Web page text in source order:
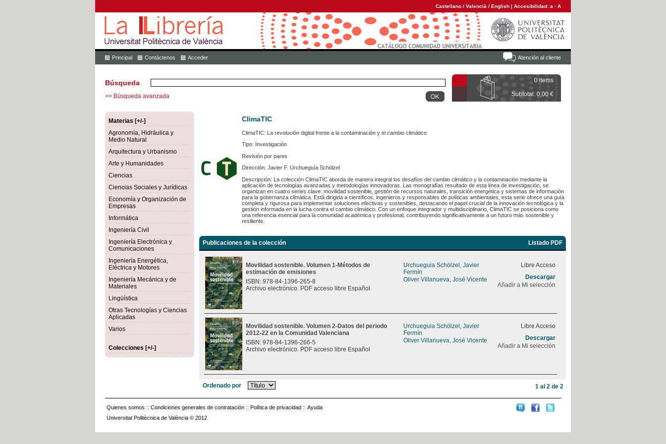
Castellano / Valencià / English | Accesibilidad: a · A
Atención al cliente
Principal Contáctenos Acceder
0 items
Subtotal: 0,00 €
Búsqueda
>> Búsqueda avanzada
Materias [+/-]
Agronomía, Hidráulica y
Medio Natural
Arquitectura y Urbanismo
Arte y Humanidades
Ciencias
Ciencias Sociales y Jurídicas
Economía y Organización de
Empresas
Informática
Ingeniería Civil
Ingeniería Electrónica y
Comunicaciones
Ingeniería Energética,
Eléctrica y Motores
Ingeniería Mecánica y de
Materiales
Lingüística
Otras Tecnologías y Ciencias
Aplicadas
Varios
Colecciones [+/-]
ClimaTIC
ClimaTIC: La revolución digital frente a la contaminación y el cambio climático
Tipo: Investigación
Revisión por pares
Dirección: Javier F. Urchueguía Schölzel
Descripción: La colección ClimaTIC aborda de manera integral los desafíos del cambio climático y la contaminación mediante la
aplicación de tecnologías avanzadas y metodologías innovadoras. Las monografías resultado de esta línea de investigación, se
organizan en cuatro series clave: movilidad sostenible, gestión de recursos naturales, transición energética y sistemas de información
para la gobernanza climática. Está dirigida a científicos, ingenieros y responsables de políticas ambientales, esta serie ofrece una guía
completa y rigurosa para implementar soluciones efectivas y sostenibles, destacando el papel crucial de la innovación tecnológica y la
gestión informada en la lucha contra el cambio climático. Con un enfoque integrador y multidisciplinario, ClimaTIC se posiciona como
una referencia esencial para la comunidad académica y profesional, contribuyendo significativamente a un futuro más sostenible y
resiliente.
Publicaciones de la colección Listado PDF
Movilidad sostenible. Volumen 1-Métodos de
estimación de emisiones
ISBN: 978-84-1396-265-8
Archivo electrónico. PDF acceso libre Español
Urchueguia Schölzel, Javier
Fermín
Oliver Villanueva, José Vicente
Libre Acceso
Descargar
Añadir a Mi selección
Movilidad sostenible. Volumen 2-Datos del periodo
2012-22 en la Comunidad Valenciana
ISBN: 978-84-1396-266-5
Archivo electrónico. PDF acceso libre Español
Urchueguia Schölzel, Javier
Fermín
Oliver Villanueva, José Vicente
Libre Acceso
Descargar
Añadir a Mi selección
Ordenado por 1 al 2 de 2
Quienes somos :: Condiciones generales de contratación :: Política de privacidad :: Ayuda
Universitat Politècnica de València © 2012